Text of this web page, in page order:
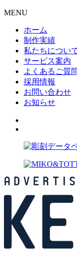
MENU
ホーム
制作実績
私たちについ
サービス案内
よくあるご質
採用情報
お問い合わせ
お知らせ